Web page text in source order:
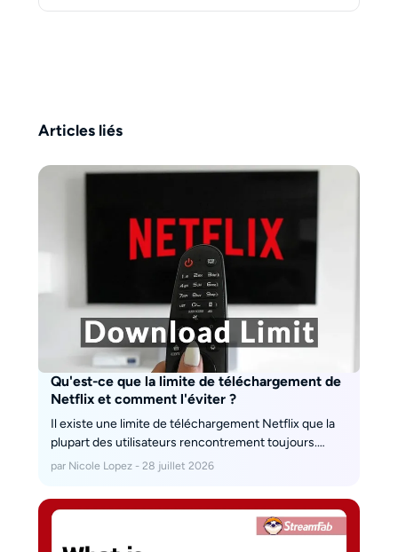
informations claires et faciles à
croit que la créativité s’exprime le
mieux avec l’aide du café — 1 à 2
tasses par jour sont son rituel
incontournable.
Articles liés
Qu'est-ce que la limite de téléchargement de
Netflix et comment l'éviter ?
Il existe une limite de téléchargement Netflix que la
plupart des utilisateurs rencontrement toujours.
Aujourd'hui, dans cet article, nous allons examiner
problèmes. Lisez ci-dessous pour en savoir plus.
par Nicole Lopez - 28 juillet 2026